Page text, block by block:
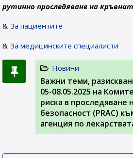
рутинно проследяване на
За пациентите
За медицинските специалисти
Новини
Важни теми,
05-08.05.2025 на
риска в проследяване
безопасност (PRAC)
агенция по